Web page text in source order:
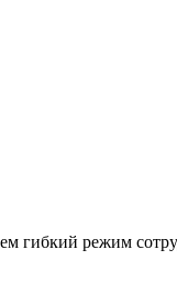
гибкий режим